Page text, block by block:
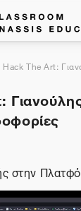
Hack The Art:
στην